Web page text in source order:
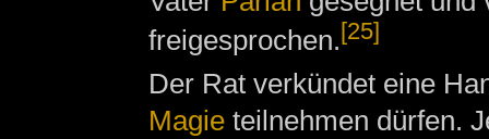
freigesprochen.[25]
Der Rat verkündet eine
Magieteilnehmen dürfen.